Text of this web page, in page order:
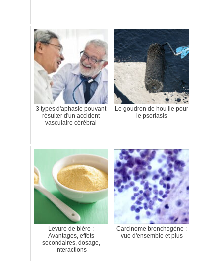
3 types d'aphasie pouvant
résulter d'un accident
vasculaire cérébral
Le goudron de houille pour
le psoriasis
Levure de bière :
Avantages, effets
secondaires, dosage,
interactions
Carcinome bronchogène :
vue d'ensemble et plus